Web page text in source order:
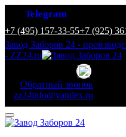
+7 (495) 157-33-55+7 (925)
Завод Заборов 24 -
- ZZ24.ru
Telegram
Обратный звонок
zz24info@yandex.ru